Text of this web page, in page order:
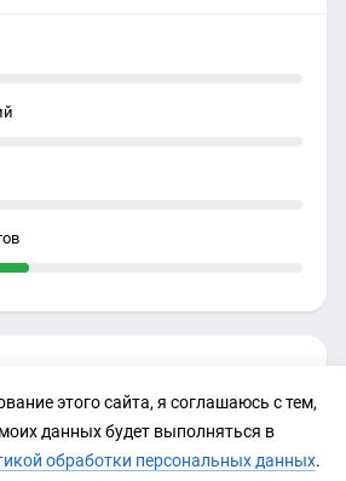
этого сайта, я соглашаюсь с тем,
данных будет выполняться в
обработки персональных данных.